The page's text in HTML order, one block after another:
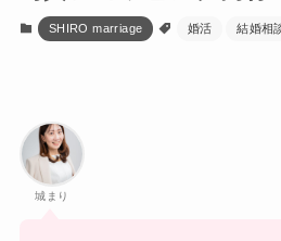
SHIRO marriage 婚活 結婚相
城まり